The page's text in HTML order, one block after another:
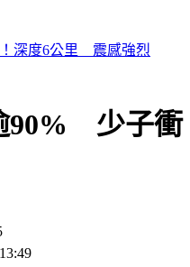
狂酸藍白立委
90% 少子衝